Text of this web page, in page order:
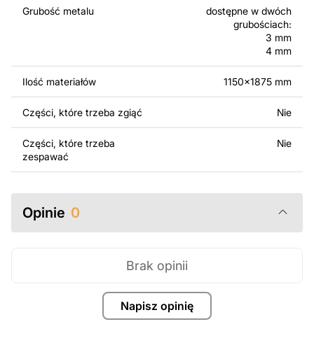
surowo zabronione.
Za dodatkową opłatą możemy dostosować projekt
poprzez dodanie tekstu, obrazów lub logo Twojej firmy
albo wprowadzenie innych modyfikacji według Twoich
potrzeb. Jeśli potrzebujesz indywidualnego projektu
metalowego produktu, skontaktuj się z nami.
Jeśli masz jakiekolwiek pytania lub potrzebujesz
pomocy, skontaktuj się z nami w dowolnym momencie –
zawsze chętnie pomożemy.
Grubość metalu
dostępne w dwóch
grubościach:
3 mm
4 mm
Ilość materiałów 1150x1875 mm
Części, które trzeba zgiąć Nie
Części, które trzeba
zespawać
Nie
Opinie 0
Napisz opinię
Brak opinii